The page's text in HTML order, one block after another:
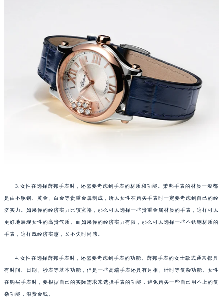
3.女性在选择萧邦手表时，还需要考虑到手表的材质和功能。萧邦手表的材质一般都
是由不锈钢、黄金、白金等贵重金属制成，所以女性在购买手表时一定要考虑到自己的经
济实力。如果你的经济实力比较宽裕，那么可以选择一些贵重金属材质的手表，这样可以
更好地展现女性的高贵气质。而如果你的经济实力有限，那么可以选择一些不锈钢材质的
手表，这样既经济实惠，又不失时尚感。
4.女性在选择萧邦手表时，还需要考虑到手表的功能。萧邦手表的女士款式通常都具
有时间、日期、秒表等基本功能，但是一些高端手表还具有月相、计时等复杂功能。女性
在购买手表时，要根据自己的实际需求来选择手表的功能，避免购买一些自己用不上的复
杂功能，浪费金钱。